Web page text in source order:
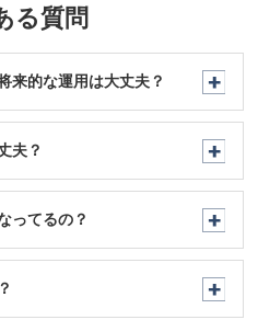
る質問
来的な運用は大丈夫？
夫？
ってるの？